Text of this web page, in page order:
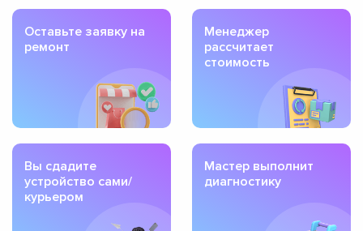
Оставьте заявку на
ремонт
Менеджер
рассчитает
стоимость
Вы сдадите
устройство сами/
курьером
Мастер выполнит
диагностику